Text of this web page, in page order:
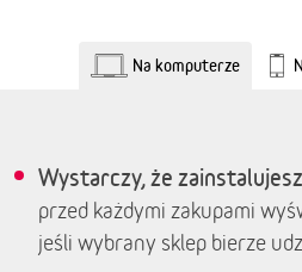
Na komputerze
Wystarczy, że
przed każdymi zakupami
jeśli wybrany sklep bierze